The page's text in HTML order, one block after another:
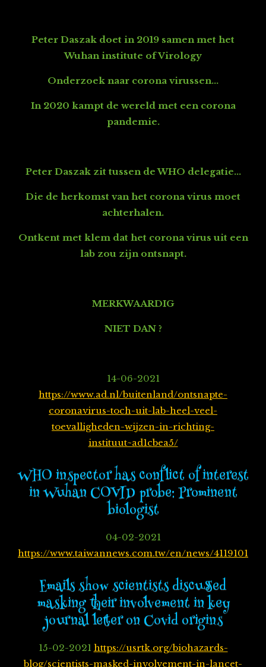
Peter Daszak doet in 2019 samen met het
Wuhan institute of Virology
Onderzoek naar corona virussen...
In 2020 kampt de wereld met een corona
pandemie.
Peter Daszak zit tussen de WHO delegatie...
Die de herkomst van het corona virus moet
achterhalen.
Ontkent met klem dat het corona virus uit een
lab zou zijn ontsnapt.
MERKWAARDIG
NIET DAN ?
14-06-2021
https://www.ad.nl/buitenland/ontsnapte-
coronavirus-toch-uit-lab-heel-veel-
toevalligheden-wijzen-in-richting-
instituut~ad1cbea5/
WHO inspector has conflict of interest
in Wuhan COVID probe: Prominent
biologist
04-02-2021
https://www.taiwannews.com.tw/en/news/4119101
Emails show scientists discussed
masking their involvement in key
journal letter on Covid origins
15-02-2021 https://usrtk.org/biohazards-
blog/scientists-masked-involvement-in-lancet-